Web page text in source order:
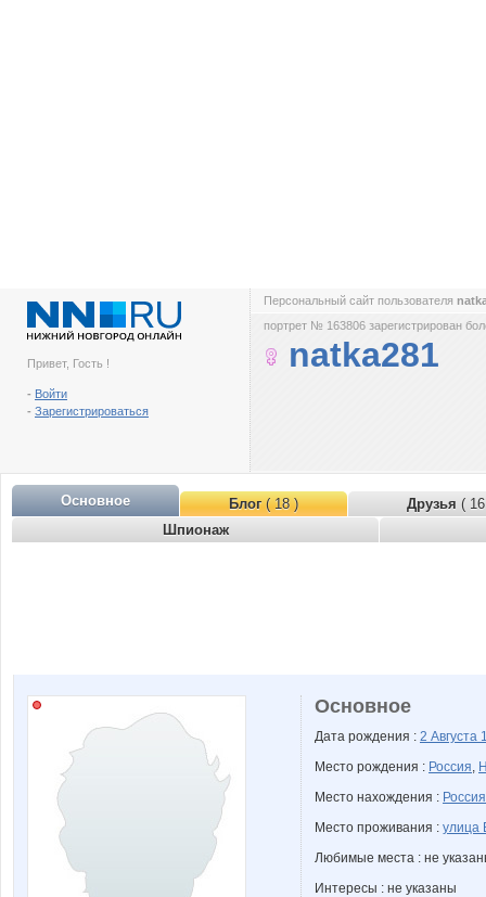
Привет, Гость !
- Войти
- Зарегистрироваться
Персональный сайт пользователя
портрет № 163806 зарегистрирован
natka281
Основное Блог( 18 ) Друзья (
Шпионаж
Основное
Дата рождения : 2 Августа
Место рождения : Россия,
Место нахождения : Россия
Место проживания : улица
Любимые места : не
Интересы : не указаны